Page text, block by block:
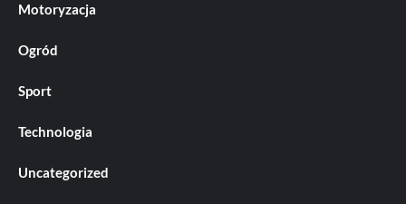
Motoryzacja
Ogród
Sport
Technologia
Uncategorized